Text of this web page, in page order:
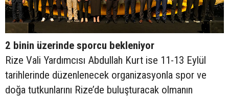
2 binin üzerinde sporcu bekleniyor
Rize Vali Yardımcısı Abdullah Kurt ise 11-13 Eylül
tarihlerinde düzenlenecek organizasyonla spor ve
doğa tutkunlarını Rize’de buluşturacak olmanın